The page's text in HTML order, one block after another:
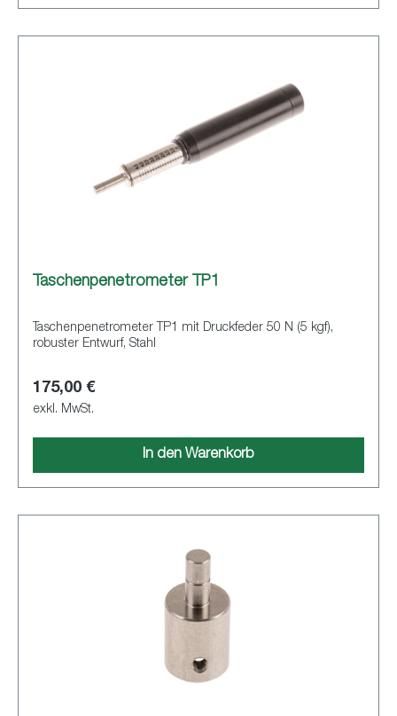
Taschenpenetrometer TP1
Taschenpenetrometer TP1 mit Druckfeder 50 N (5 kgf),
robuster Entwurf, Stahl
175,00 €
exkl. MwSt.
In den Warenkorb